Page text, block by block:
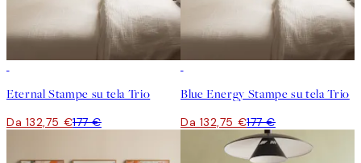
Eternal Stampe su tela Trio
Da 132,75 €177 €
Blue Energy Stampe su tela Trio
Da 132,75 €177 €